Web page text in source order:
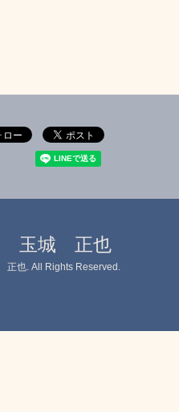
玉城 正也
正也. All Rights Reserved.